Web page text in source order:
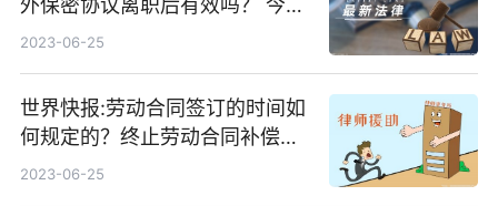
外保密协议离职后有效吗？ 今日
热讯
2023-06-25
世界快报:劳动合同签订的时间如
何规定的？终止劳动合同补偿金
如何计算？
2023-06-25